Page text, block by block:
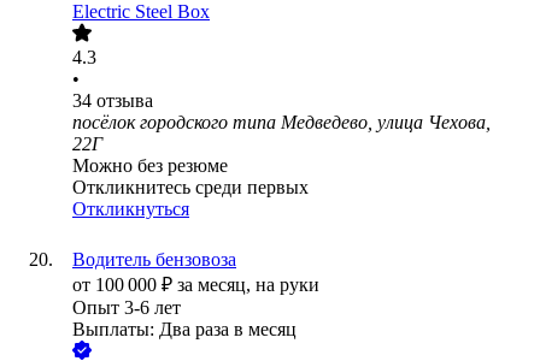
Electric Steel Box
4.3
•
34 отзыва
посёлок городского типа Медведево, улица Чехова,
22Г
Можно без резюме
Откликнитесь среди первых
Откликнуться
Водитель бензовоза
от 100 000 ₽ за месяц, на руки
Опыт 3-6 лет
Выплаты: Два раза в месяц